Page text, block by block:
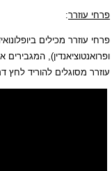
פרחי עוזרר:
פרחי עוזרר מכילים
ופרואנטוציאנדין),
עוזרר מסוגלים להוריד לחץ